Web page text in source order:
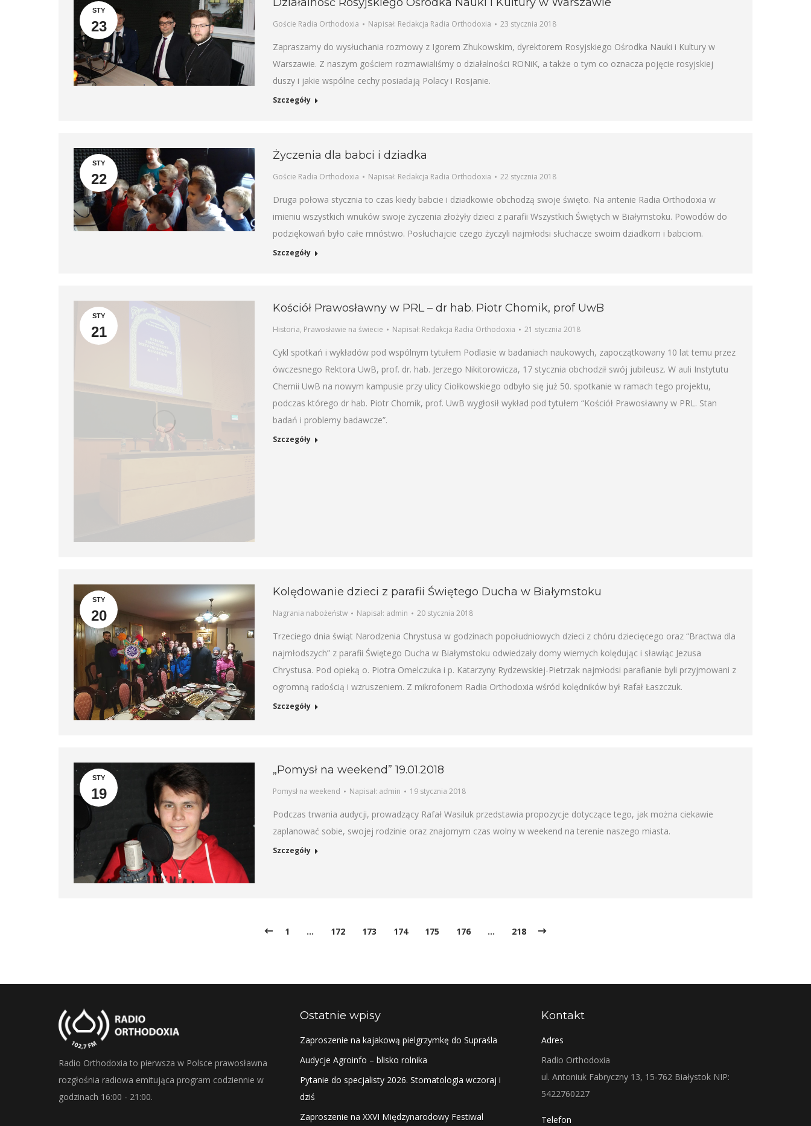
STY
23 Goście Radia Orthodoxia Napisał: Redakcja Radia Orthodoxia 23 stycznia 2018
Zapraszamy do wysłuchania rozmowy z Igorem Zhukowskim, dyrektorem Rosyjskiego Ośrodka Nauki i Kultury w
Warszawie. Z naszym gościem rozmawialiśmy o działalności RONiK, a także o tym co oznacza pojęcie rosyjskiej
duszy i jakie wspólne cechy posiadają Polacy i Rosjanie.
Szczegóły
STY
22
Życzenia dla babci i dziadka
Goście Radia Orthodoxia Napisał: Redakcja Radia Orthodoxia 22 stycznia 2018
Druga połowa stycznia to czas kiedy babcie i dziadkowie obchodzą swoje święto. Na antenie Radia Orthodoxia w
imieniu wszystkich wnuków swoje życzenia złożyły dzieci z parafii Wszystkich Świętych w Białymstoku. Powodów do
podziękowań było całe mnóstwo. Posłuchajcie czego życzyli najmłodsi słuchacze swoim dziadkom i babciom.
Szczegóły
STY
21
Kościół Prawosławny w PRL – dr hab. Piotr Chomik, prof UwB
Historia, Prawosławie na świecie Napisał: Redakcja Radia Orthodoxia 21 stycznia 2018
Cykl spotkań i wykładów pod wspólnym tytułem Podlasie w badaniach naukowych, zapoczątkowany 10 lat temu przez
ówczesnego Rektora UwB, prof. dr. hab. Jerzego Nikitorowicza, 17 stycznia obchodził swój jubileusz. W auli Instytutu
Chemii UwB na nowym kampusie przy ulicy Ciołkowskiego odbyło się już 50. spotkanie w ramach tego projektu,
podczas którego dr hab. Piotr Chomik, prof. UwB wygłosił wykład pod tytułem “Kościół Prawosławny w PRL. Stan
badań i problemy badawcze”.
Szczegóły
STY
20
Kolędowanie dzieci z parafii Świętego Ducha w Białymstoku
Nagrania nabożeństw Napisał: admin 20 stycznia 2018
Trzeciego dnia świąt Narodzenia Chrystusa w godzinach popołudniowych dzieci z chóru dziecięcego oraz “Bractwa dla
najmłodszych” z parafii Świętego Ducha w Białymstoku odwiedzały domy wiernych kolędując i sławiąc Jezusa
Chrystusa. Pod opieką o. Piotra Omelczuka i p. Katarzyny Rydzewskiej-Pietrzak najmłodsi parafianie byli przyjmowani z
ogromną radością i wzruszeniem. Z mikrofonem Radia Orthodoxia wśród kolędników był Rafał Łaszczuk.
Szczegóły
STY
19
„Pomysł na weekend” 19.01.2018
Pomysł na weekend Napisał: admin 19 stycznia 2018
Podczas trwania audycji, prowadzący Rafał Wasiluk przedstawia propozycje dotyczące tego, jak można ciekawie
zaplanować sobie, swojej rodzinie oraz znajomym czas wolny w weekend na terenie naszego miasta.
Szczegóły
1 … 172 173 174 175 176 … 218
Radio Orthodoxia to pierwsza w Polsce prawosławna
rozgłośnia radiowa emitująca program codziennie w
godzinach 16:00 - 21:00.
Ostatnie wpisy
Zaproszenie na kajakową pielgrzymkę do Supraśla
Audycje Agroinfo – blisko rolnika
Pytanie do specjalisty 2026. Stomatologia wczoraj i
dziś
Zaproszenie na XXVI Międzynarodowy Festiwal
Kontakt
Adres
Radio Orthodoxia
ul. Antoniuk Fabryczny 13, 15-762 Białystok NIP:
5422760227
Telefon